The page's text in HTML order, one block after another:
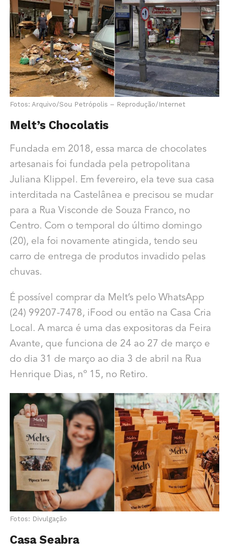
Fotos: Arquivo/Sou Petrópolis – Reprodução/Internet
Melt’s Chocolatis
Fundada em 2018, essa marca de chocolates
artesanais foi fundada pela petropolitana
Juliana Klippel. Em fevereiro, ela teve sua casa
interditada na Castelânea e precisou se mudar
para a Rua Visconde de Souza Franco, no
Centro. Com o temporal do último domingo
(20), ela foi novamente atingida, tendo seu
carro de entrega de produtos invadido pelas
chuvas.
É possível comprar da Melt’s pelo WhatsApp
(24) 99207-7478, iFood ou então na Casa Cria
Local. A marca é uma das expositoras da Feira
Avante, que funciona de 24 ao 27 de março e
do dia 31 de março ao dia 3 de abril na Rua
Henrique Dias, nº 15, no Retiro.
Fotos: Divulgação
Casa Seabra